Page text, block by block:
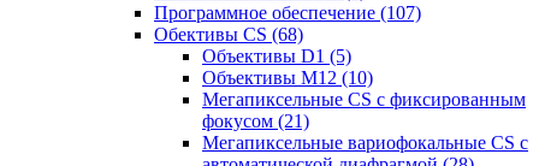
Программное обеспечение (107)
Обективы CS (68)
Объективы D1 (5)
Объективы M12 (10)
Мегапиксельные CS c фиксированным
фокусом (21)
Мегапиксельные вариофокальные CS c